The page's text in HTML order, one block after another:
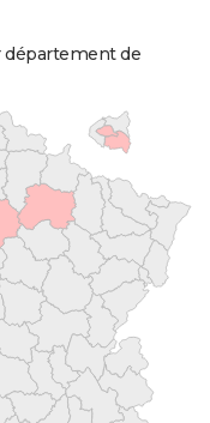
département de